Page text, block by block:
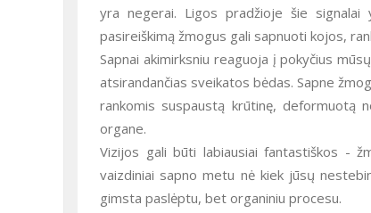
yra negerai. Ligos pradžioje šie
pasireiškimą žmogus gali sapnuoti kojos,
Sapnai akimirksniu reaguoja į pokyčius mūsų sveikatos būklėje Teminiai sapnai - karas, nesantaika, katastrofos rodo
atsirandančias sveikatos bėdas. Sapne
rankomis suspaustą krūtinę, deformuotą
organe.
Vizijos gali būti labiausiai fantastiškos - žmogus su dviem galvomis ar vijokliais vietoj kojų. Įdomu tai, kad šie
vaizdiniai sapno metu nė kiek jūsų
gimsta paslėptu, bet organiniu procesu.